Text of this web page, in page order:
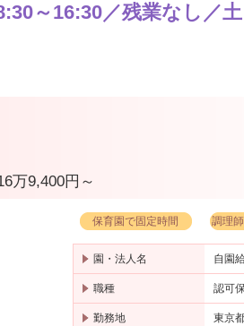
～16:30／残業なし／
万9,400円～
保育園で固定時間 調理
園・法人名 自園
職種 認可
勤務地 東京